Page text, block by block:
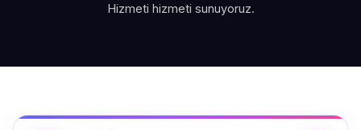
Hizmeti hizmeti sunuyoruz.